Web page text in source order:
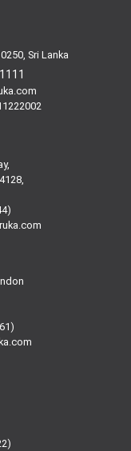
Sri Lanka